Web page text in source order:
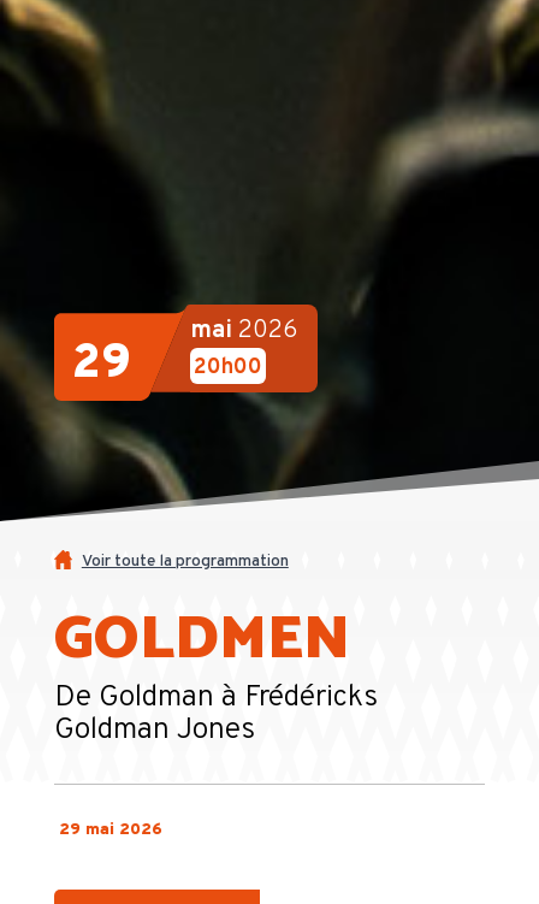
29
mai 2026
20h00
Voir toute la programmation
GOLDMEN
De Goldman à Frédéricks
Goldman Jones
29 mai 2026